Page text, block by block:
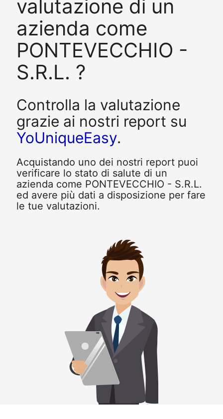
valutazione di un
azienda come
PONTEVECCHIO -
S.R.L. ?
Controlla la valutazione
grazie ai nostri report su
YoUniqueEasy.
Acquistando uno dei nostri report puoi
verificare lo stato di salute di un
azienda come PONTEVECCHIO - S.R.L.
ed avere più dati a disposizione per fare
le tue valutazioni.